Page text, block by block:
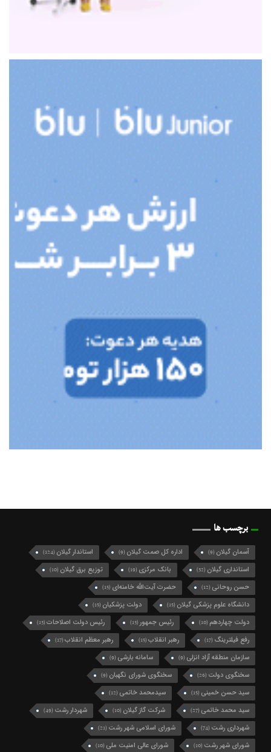
برچسب ها
آسمان گیلان(9) اداره کل صمت گیلان(9) استاندار گیلان(124)
استانداری گیلان(32) بانک مرکزی(19) توزیع برق گیلان
حسن روحانی(12) حضرت آیت‌الله خامنه‌ای(15)
دانشگاه علوم پزشکی گیلان دولت پزشکیان(15)
دولت چهاردهم(10) رئیس جمهور(13) رئیس دولت اصلاحات(13)
رفع فیلترینگ(17) رهبر انقلاب(15) رهبر معظم انقلاب
سازمان منطقه آزاد انزلی(9) سامانه بارشی (9)